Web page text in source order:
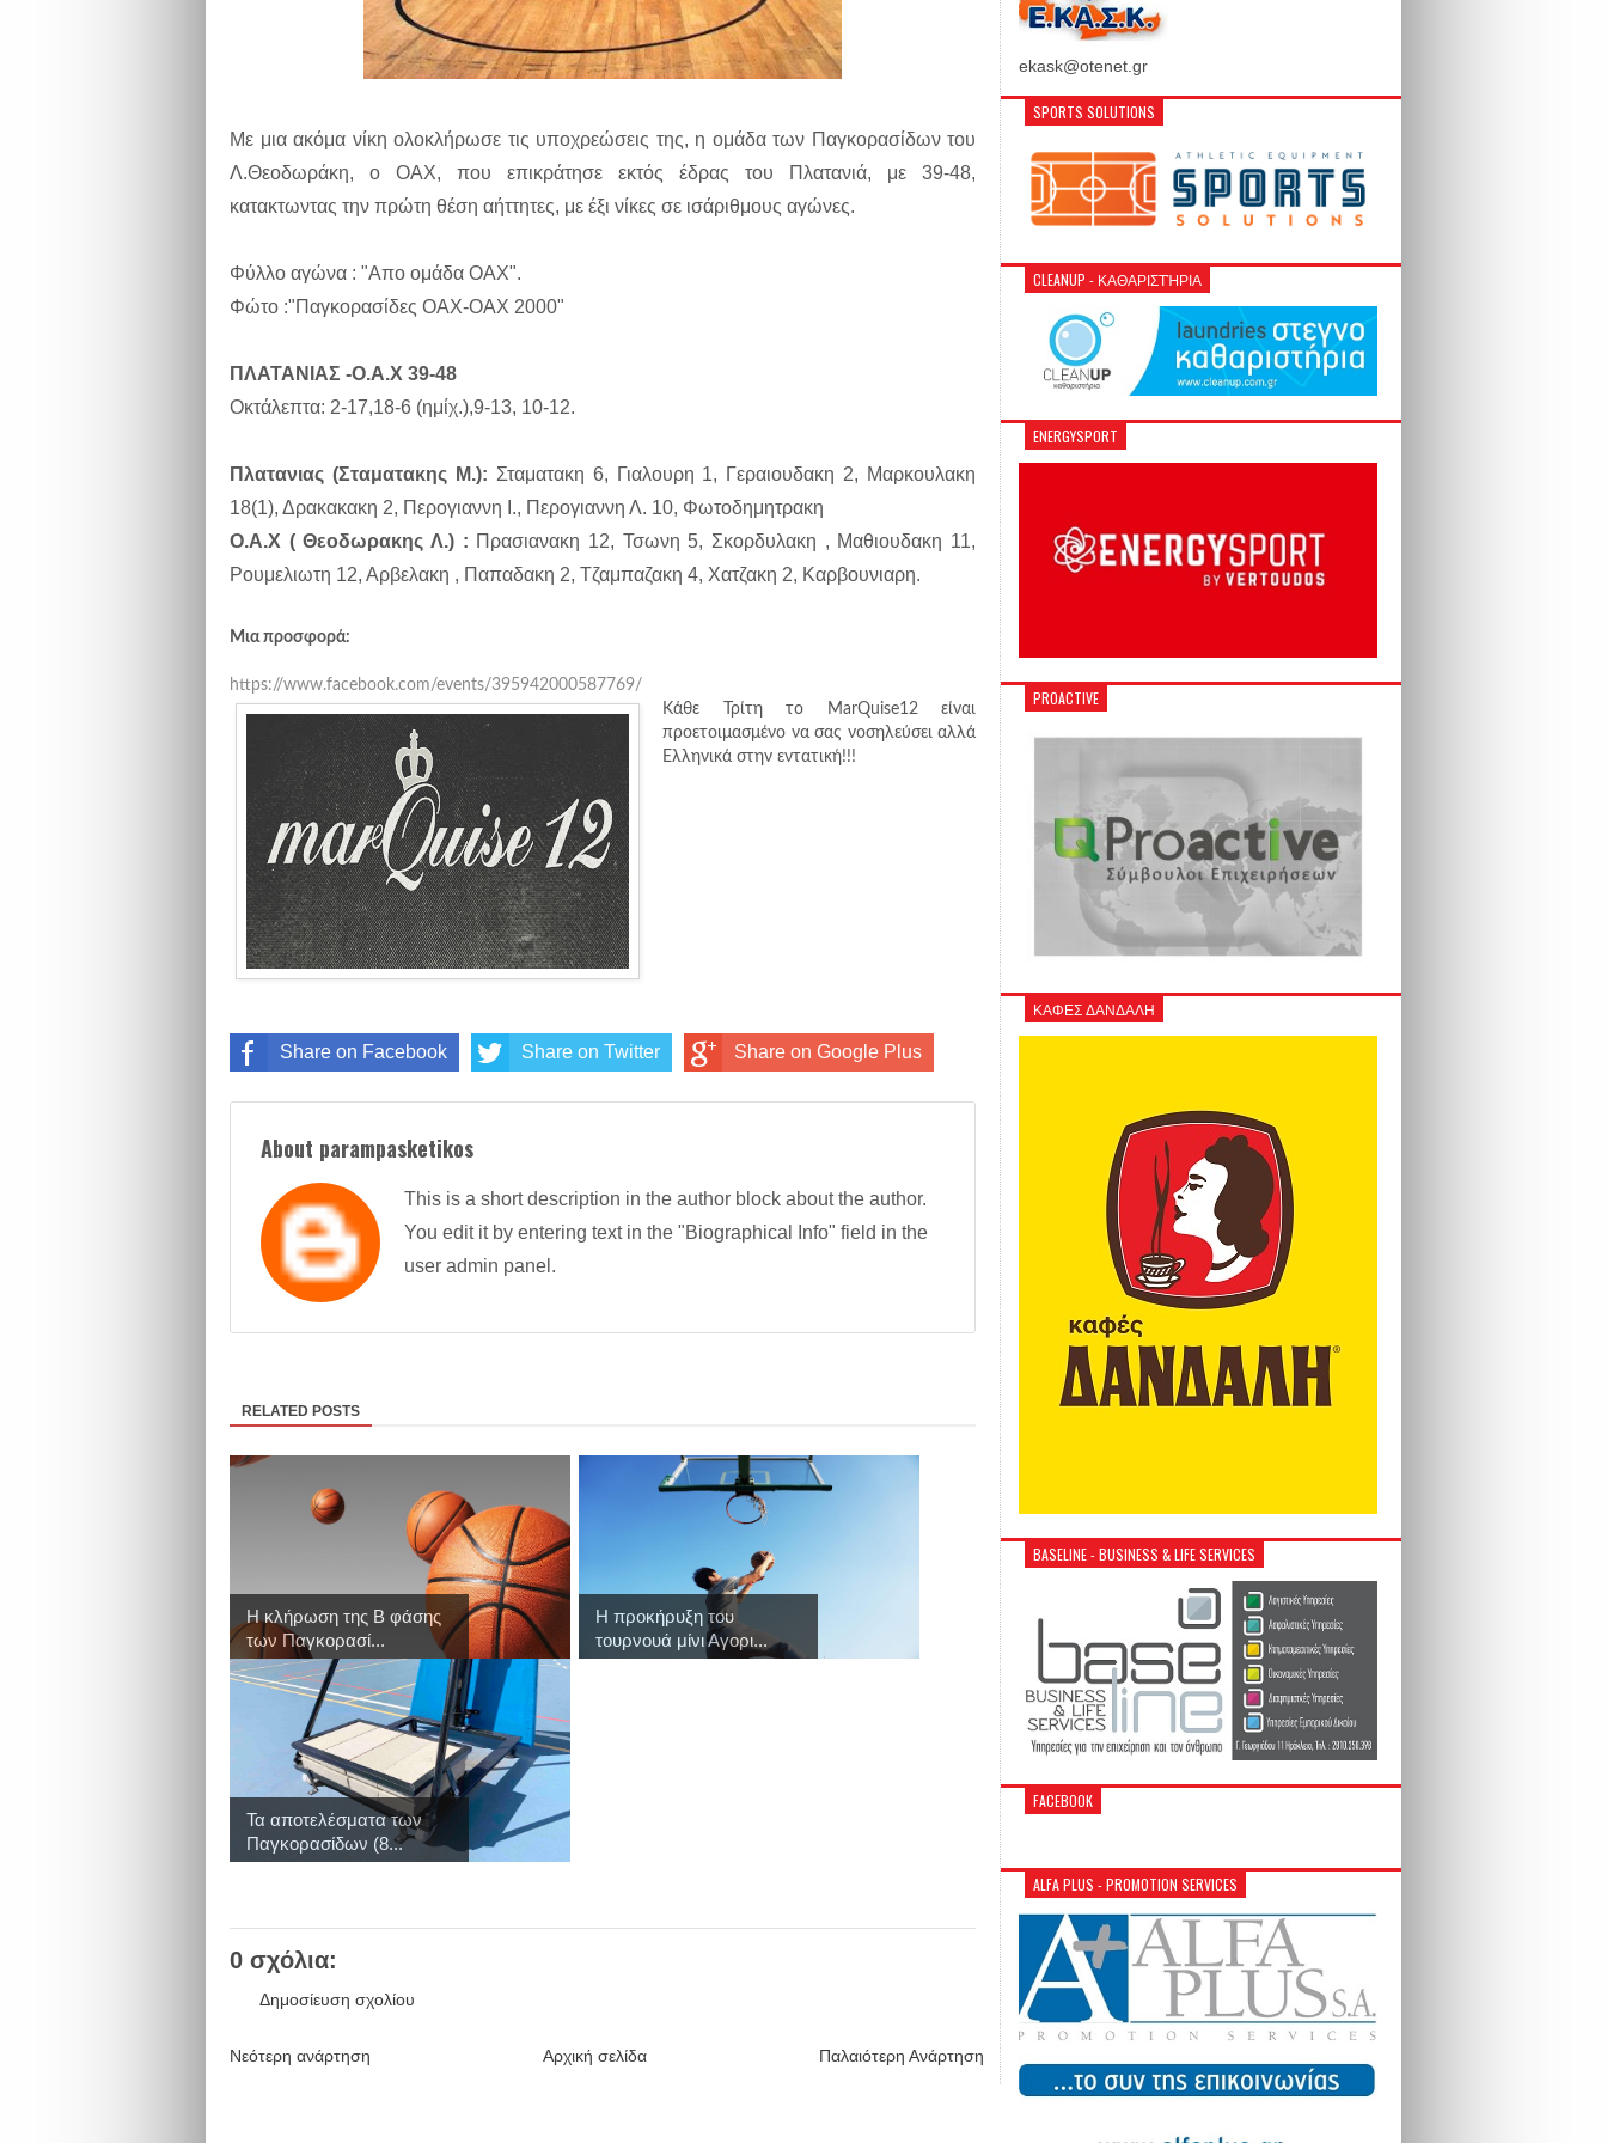
Με μια ακόμα νίκη ολοκλήρωσε τις υποχρεώσεις της, η ομάδα των Παγκορασίδων του
Λ.Θεοδωράκη, ο ΟΑΧ, που επικράτησε εκτός έδρας του Πλατανιά, με 39-48,
κατακτωντας την πρώτη θέση αήττητες, με έξι νίκες σε ισάριθμους αγώνες.
Φύλλο αγώνα : "Απο ομάδα ΟΑΧ".
Φώτο :"Παγκορασίδες ΟΑΧ-ΟΑΧ 2000"
ΠΛΑΤΑΝΙΑΣ -Ο.A.X 39-48
Οκτάλεπτα: 2-17,18-6 (ημίχ.),9-13, 10-12.
Πλατανιας (Σταματακης Μ.): Σταματακη 6, Γιαλουρη 1, Γεραιουδακη 2, Μαρκουλακη
18(1), Δρακακακη 2, Περογιαννη Ι., Περογιαννη Λ. 10, Φωτοδημητρακη
Ο.Α.Χ ( Θεοδωρακης Λ.) : Πρασιανακη 12, Τσωνη 5, Σκορδυλακη , Μαθιουδακη 11,
Ρουμελιωτη 12, Αρβελακη , Παπαδακη 2, Τζαμπαζακη 4, Χατζακη 2, Καρβουνιαρη.
Μια προσφορά:
https://www.facebook.com/events/395942000587769/
Κάθε Τρίτη το MarQuise12 είναι
προετοιμασμένο να σας νοσηλεύσει αλλά
Ελληνικά στην εντατική!!!
Share on Facebook Share on Twitter Share on Google Plus
About parampasketikos
This is a short description in the author block about the author.
You edit it by entering text in the "Biographical Info" field in the
user admin panel.
RELATED POSTS
Η κλήρωση της Β φάσης
των Παγκορασί...
Η προκήρυξη του
τουρνουά μίνι Αγορι...
Τα αποτελέσματα των
Παγκορασίδων (8...
0 σχόλια:
Δημοσίευση σχολίου
Νεότερη ανάρτηση Παλαιότερη Ανάρτηση
Αρχική σελίδα
ekask@otenet.gr
SPORTS SOLUTIONS
CLEANUP - ΚΑΘΑΡΙΣΤΉΡΙΑ
ENERGYSPORT
PROACTIVE
ΚΑΦΕΣ ΔΑΝΔΑΛΗ
BASELINE - BUSINESS & LIFE SERVICES
FACEBOOK
ALFA PLUS - PROMOTION SERVICES